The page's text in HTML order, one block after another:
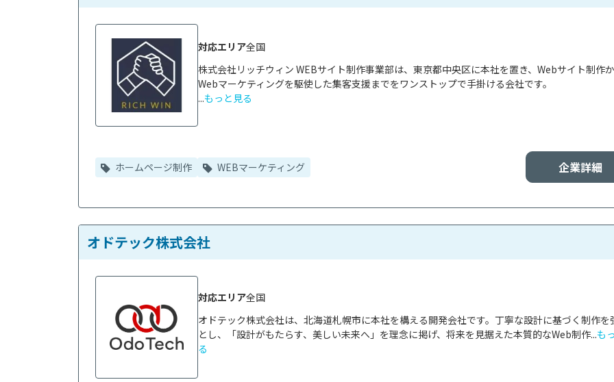
株式会社リッチウィン WEBサイト制作事業部は、東京都中央区に本社を置き、Webサイト制作
Webマーケティングを駆使した集客支援までをワンストップで手掛ける会社です。
...もっと見る
対応エリア全国
企業詳細
ホームページ制作 WEBマーケティング
オドテック株式会社
オドテック株式会社は、北海道札幌市に本社を構える開発会社です。丁寧な設計に基づく制作を
とし、「設計がもたらす、美しい未来へ」を理念に掲げ、将来を見据えた本質的なWeb制作...も
る
対応エリア全国